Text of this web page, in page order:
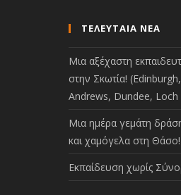
ΤΕΛΕΥΤΑΙΑ ΝΕΑ
Μια αξέχαστη
στην Σκωτία!
Andrews, Dundee,
Μια ημέρα γεμάτη
και χαμόγελα στη Θάσο!
Εκπαίδευση χωρίς